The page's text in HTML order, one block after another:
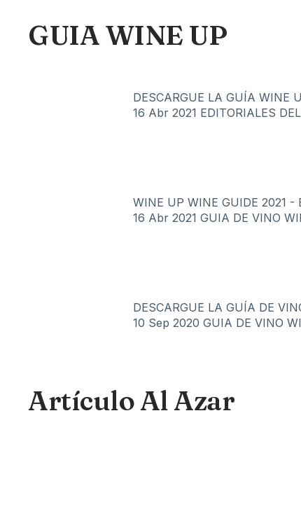
GUIA WINE UP
DESCARGUE LA GUÍA WINE
16 Abr 2021 EDITORIALES
WINE UP WINE GUIDE 2021
16 Abr 2021 GUIA DE VINO
DESCARGUE LA GUÍA DE
10 Sep 2020 GUIA DE VINO
Artículo Al Azar